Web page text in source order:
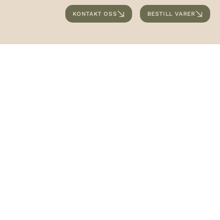
KONTAKT OSS BESTILL VARER